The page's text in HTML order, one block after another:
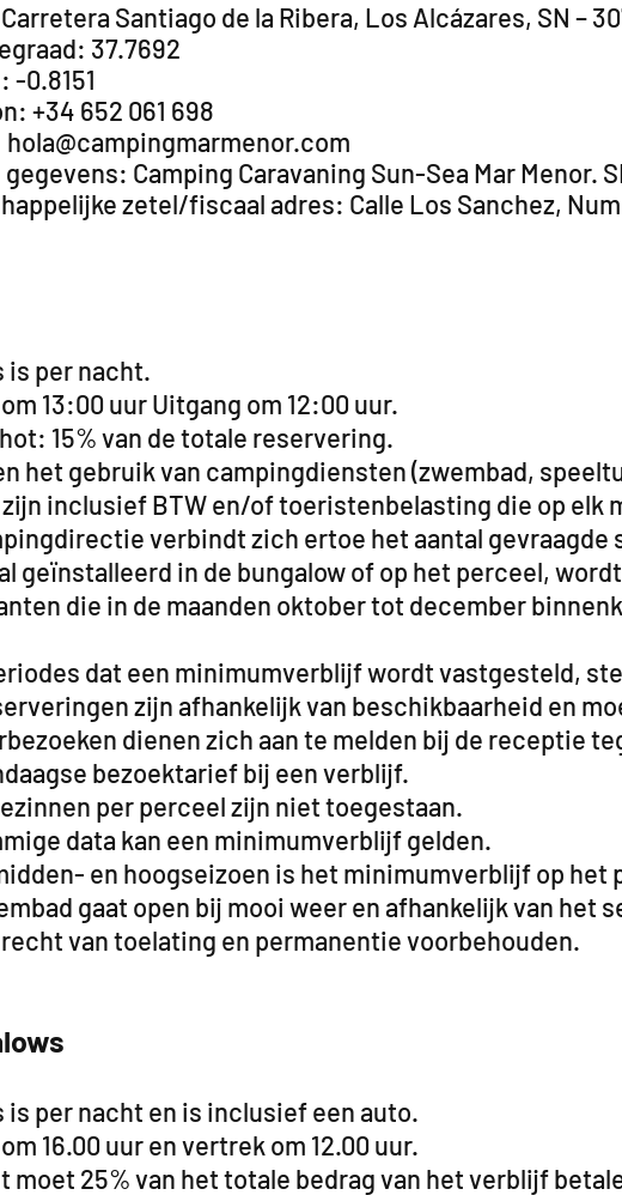
Santiago de la Ribera, Los Alcázares, SN –
37.7692
-0.8151
+34 652 061 698
Camping Caravaning Sun-Sea Mar Menor. SL
zetel/fiscaal adres: Calle Los Sanchez,
is per nacht.
13:00 uur Uitgang om 12:00 uur.
15% van de totale reservering.
het gebruik van campingdiensten (zwembad,
inclusief BTW en/of toeristenbelasting die op elk
verbindt zich ertoe het aantal
geïnstalleerd in de bungalow of op het perceel,
die in de maanden oktober tot december
dat een minimumverblijf wordt vastgesteld,
zijn afhankelijk van beschikbaarheid en
dienen zich aan te melden bij de receptie
bezoektarief bij een verblijf.
per perceel zijn niet toegestaan.
data kan een minimumverblijf gelden.
en hoogseizoen is het minimumverblijf op het
gaat open bij mooi weer en afhankelijk van het
van toelating en permanentie voorbehouden.
is per nacht en is inclusief een auto.
16.00 uur en vertrek om 12.00 uur.
moet 25% van het totale bedrag van het verblijf